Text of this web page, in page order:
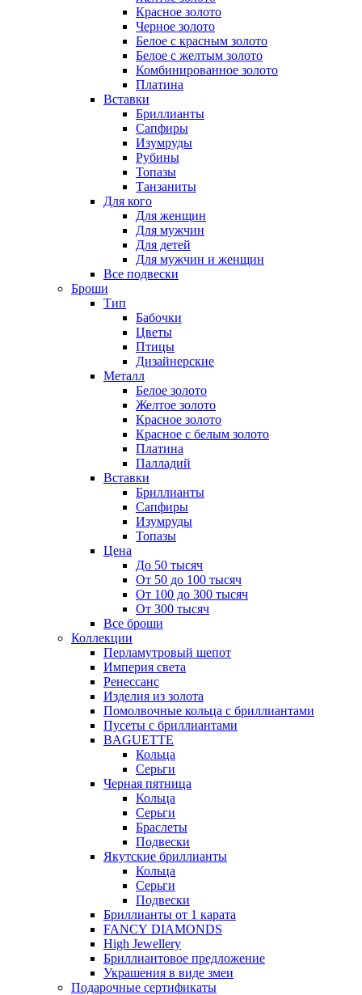
Красное золото
Черное золото
Белое с красным золото
Белое с желтым золото
Комбинированное золото
Платина
Вставки
Бриллианты
Сапфиры
Изумруды
Рубины
Топазы
Танзаниты
Для кого
Для женщин
Для мужчин
Для детей
Для мужчин и женщин
Все подвески
Броши
Тип
Бабочки
Цветы
Птицы
Дизайнерские
Металл
Белое золото
Желтое золото
Красное золото
Красное с белым золото
Платина
Палладий
Вставки
Бриллианты
Сапфиры
Изумруды
Топазы
Цена
До 50 тысяч
От 50 до 100 тысяч
От 100 до 300 тысяч
От 300 тысяч
Все броши
Коллекции
Перламутровый шепот
Империя света
Ренессанс
Изделия из золота
Помолвочные кольца с бриллиантами
Пусеты с бриллиантами
BAGUETTE
Кольца
Серьги
Черная пятница
Кольца
Серьги
Браслеты
Подвески
Якутские бриллианты
Кольца
Серьги
Подвески
Бриллианты от 1 карата
FANCY DIAMONDS
High Jewellery
Бриллиантовое предложение
Украшения в виде змеи
Подарочные сертификаты